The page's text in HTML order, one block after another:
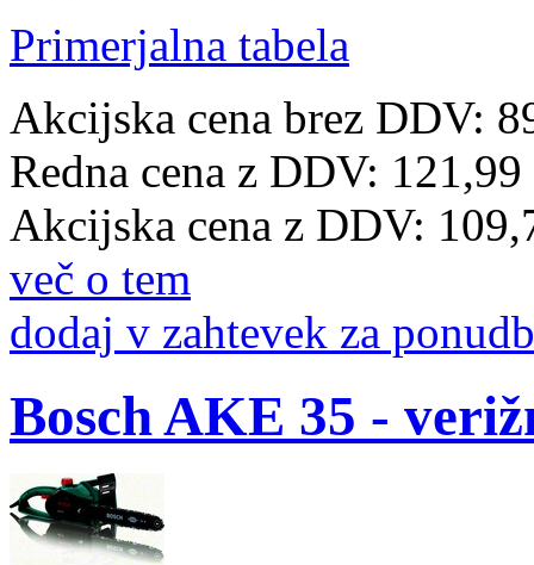
Primerjalna tabela
Akcijska cena brez DDV:
Redna cena z DDV: 121,99
Akcijska cena z DDV:
več o tem
dodaj v zahtevek za
Bosch AKE 35 -